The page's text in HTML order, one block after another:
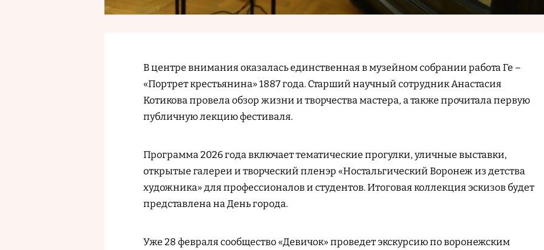
В центре внимания оказалась единственная в музейном собрании работа Ге –
«Портрет крестьянина» 1887 года. Старший научный сотрудник Анастасия
Котикова провела обзор жизни и творчества мастера, а также прочитала первую
публичную лекцию фестиваля.
Программа 2026 года включает тематические прогулки, уличные выставки,
открытые галереи и творческий пленэр «Ностальгический Воронеж из детства
художника» для профессионалов и студентов. Итоговая коллекция эскизов будет
представлена на День города.
Уже 28 февраля сообщество «Девичок» проведет экскурсию по воронежским